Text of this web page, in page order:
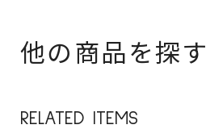
他の商品を探す
RELATED ITEMS